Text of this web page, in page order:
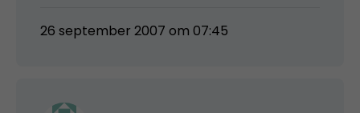
26 september 2007 om 07:45